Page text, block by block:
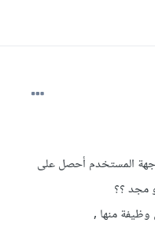
المستخدم أحصل على
مجد ؟؟
منها ,